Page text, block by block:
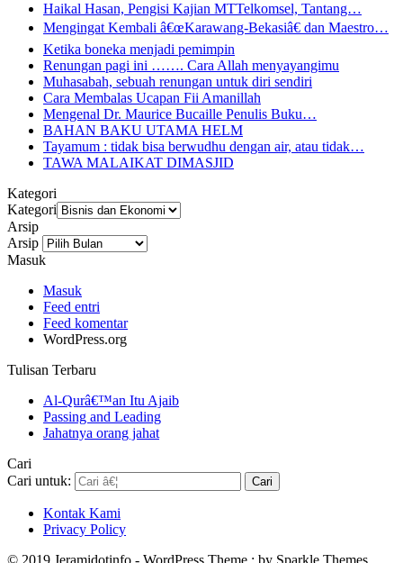
Haikal Hasan, Pengisi Kajian MTTelkomsel, Tantang…
Mengingat Kembali â€œKarawang-Bekasiâ€ dan Maestro…
Ketika boneka menjadi pemimpin
Renungan pagi ini ……. Cara Allah menyayangimu
Muhasabah, sebuah renungan untuk diri sendiri
Cara Membalas Ucapan Fii Amanillah
Mengenal Dr. Maurice Bucaille Penulis Buku…
BAHAN BAKU UTAMA HELM
Tayamum : tidak bisa berwudhu dengan air, atau tidak…
TAWA MALAIKAT DIMASJID
Kategori
Kategori
Arsip
Arsip
Masuk
Masuk
Feed entri
Feed komentar
WordPress.org
Tulisan Terbaru
Al-Qurâ€™an Itu Ajaib
Passing and Leading
Jahatnya orang jahat
Cari
Cari untuk:
Kontak Kami
Privacy Policy
© 2019 Jeramidotinfo - WordPress Theme : by Sparkle Themes